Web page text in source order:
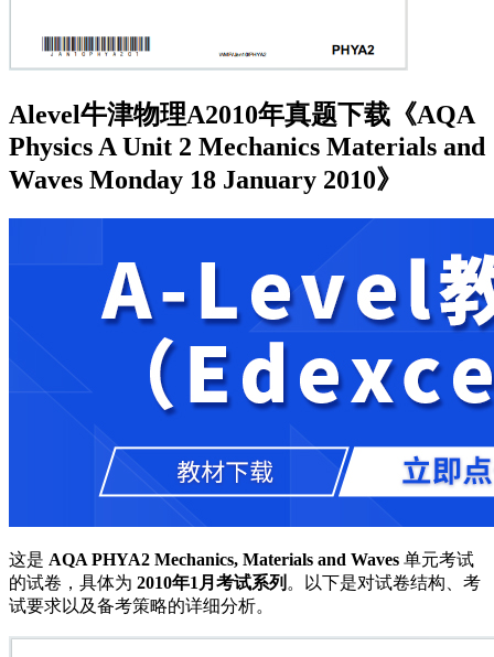
Alevel牛津物理A2010年真题下载《AQA
Physics A Unit 2 Mechanics Materials and
Waves Monday 18 January 2010》
这是 AQA PHYA2 Mechanics, Materials and Waves 单元考试
的试卷，具体为 2010年1月考试系列 。以下是对试卷结构、考
试要求以及备考策略的详细分析。